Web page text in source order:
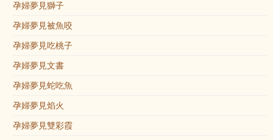
孕婦夢見獅子
孕婦夢見被魚咬
孕婦夢見吃桃子
孕婦夢見文書
孕婦夢見蛇吃魚
孕婦夢見焰火
孕婦夢見雙彩霞